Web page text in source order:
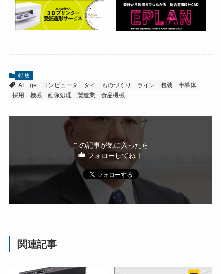
特集
AI
ge コンピュータ タイ ものづくり ライン 包装
半導体
採用
機械 画像処理 製造業 食品機械
この記事が気に入ったら
フォローしてね！
関連記事